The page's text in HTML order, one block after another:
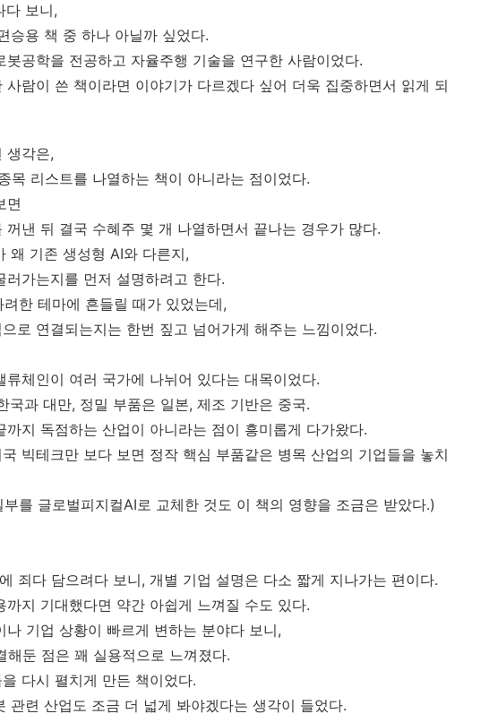
다 보니,
승용 책 중 하나 아닐까 싶었다.
공학을 전공하고 자율주행 기술을 연구한 사람이었다.
사람이 쓴 책이라면 이야기가 다르겠다 싶어 더욱 집중하면서 읽게 되
생각은,
목 리스트를 나열하는 책이 아니라는 점이었다.
면
꺼낸 뒤 결국 수혜주 몇 개 나열하면서 끝나는 경우가 많다.
왜 기존 생성형 AI와 다른지,
가는지를 먼저 설명하려고 한다.
한 테마에 흔들릴 때가 있었는데,
로 연결되는지는 한번 짚고 넘어가게 해주는 느낌이었다.
체인이 여러 국가에 나뉘어 있다는 대목이었다.
국과 대만, 정밀 부품은 일본, 제조 기반은 중국.
지 독점하는 산업이 아니라는 점이 흥미롭게 다가왔다.
빅테크만 보다 보면 정작 핵심 부품같은 병목 산업의 기업들을 놓치
를 글로벌피지컬AI로 교체한 것도 이 책의 영향을 조금은 받았다.)
에 죄다 담으려다 보니, 개별 기업 설명은 다소 짧게 지나가는 편이다.
까지 기대했다면 약간 아쉽게 느껴질 수도 있다.
나 기업 상황이 빠르게 변하는 분야다 보니,
해둔 점은 꽤 실용적으로 느껴졌다.
다시 펼치게 만든 책이었다.
관련 산업도 조금 더 넓게 봐야겠다는 생각이 들었다.